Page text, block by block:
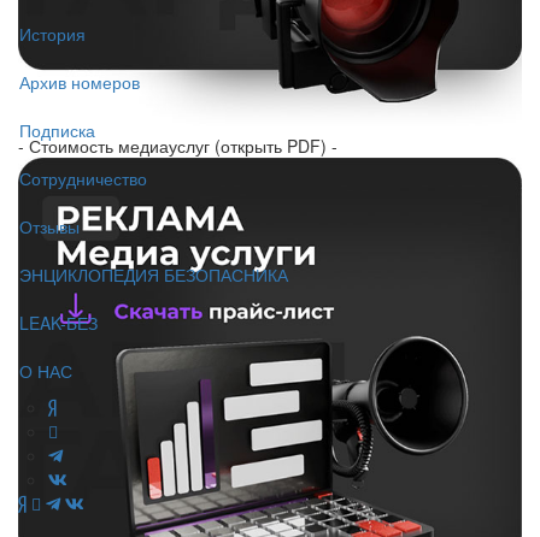
История
Архив номеров
Подписка
Сотрудничество
Отзывы
ЭНЦИКЛОПЕДИЯ БЕЗОПАСНИКА
LEAK-БЕЗ
О НАС
- Стоимость медиауслуг (открыть PDF) -